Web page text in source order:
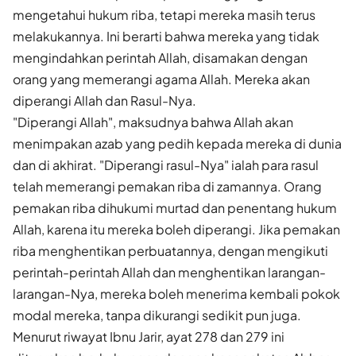
mengetahui hukum riba, tetapi mereka masih terus
melakukannya. Ini berarti bahwa mereka yang tidak
mengindahkan perintah Allah, disamakan dengan
orang yang memerangi agama Allah. Mereka akan
diperangi Allah dan Rasul-Nya.
"Diperangi Allah", maksudnya bahwa Allah akan
menimpakan azab yang pedih kepada mereka di dunia
dan di akhirat. "Diperangi rasul-Nya" ialah para rasul
telah memerangi pemakan riba di zamannya. Orang
pemakan riba dihukumi murtad dan penentang hukum
Allah, karena itu mereka boleh diperangi. Jika pemakan
riba menghentikan perbuatannya, dengan mengikuti
perintah-perintah Allah dan menghentikan larangan-
larangan-Nya, mereka boleh menerima kembali pokok
modal mereka, tanpa dikurangi sedikit pun juga.
Menurut riwayat Ibnu Jarir, ayat 278 dan 279 ini